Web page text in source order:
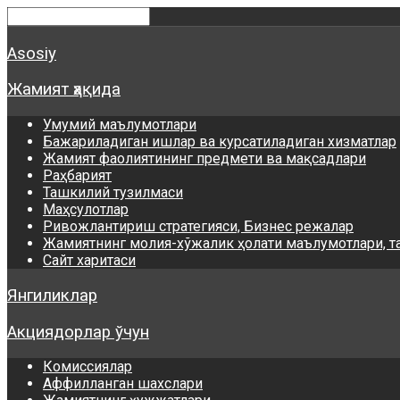
Asosiy
Жамият ҳақида
Умумий маълумотлари
Бажариладиган ишлар ва курсатиладиган хизматлар
Жамият фаолиятининг предмети ва мақсадлари
Раҳбарият
Ташкилий тузилмаси
Маҳсулотлар
Ривожлантириш стратегияси, Бизнес режалар
Жамиятнинг молия-хўжалик ҳолати маълумотлари,
Сайт харитаси
Янгиликлар
Акциядорлар ўчун
Комиссиялар
Аффилланган шахслари